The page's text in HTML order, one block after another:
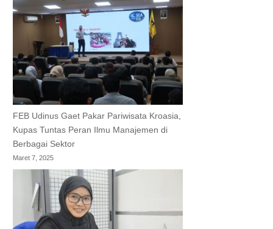
FEB Udinus Gaet Pakar Pariwisata Kroasia,
Kupas Tuntas Peran Ilmu Manajemen di
Berbagai Sektor
Maret 7, 2025